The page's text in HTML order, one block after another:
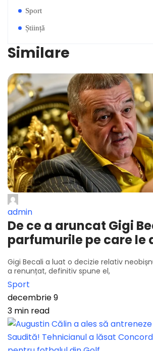
Sport
Știință
Similare
admin
De ce a aruncat Gigi
parfumurile pe care le
Gigi Becali a luat o decizie relativ
a renunțat, definitiv spune el,
Sport
decembrie 9
3 min read